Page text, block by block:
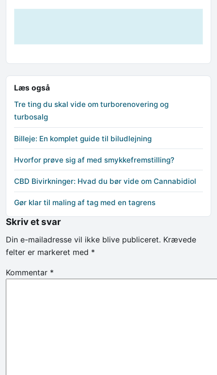
Læs også
Tre ting du skal vide om turborenovering og
turbosalg
Billeje: En komplet guide til biludlejning
Hvorfor prøve sig af med smykkefremstilling?
CBD Bivirkninger: Hvad du bør vide om Cannabidiol
Gør klar til maling af tag med en tagrens
Skriv et svar
Din e-mailadresse vil ikke blive publiceret. Krævede
felter er markeret med *
Kommentar *